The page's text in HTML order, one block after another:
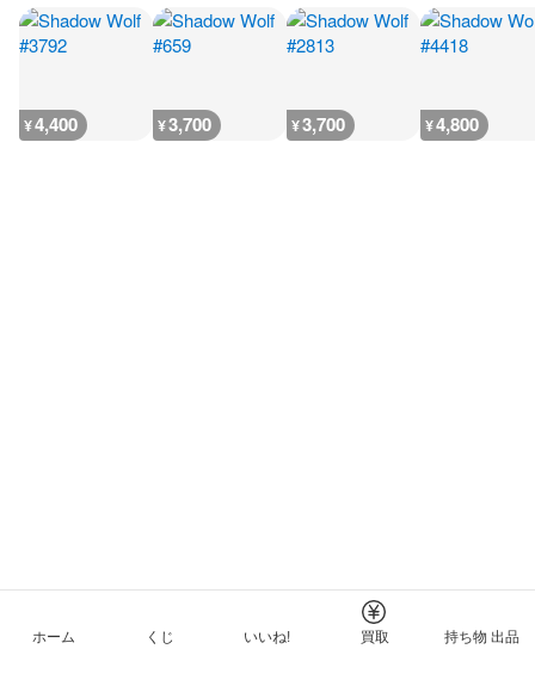
¥4,400 ¥3,700 ¥3,700 ¥4,800
ホーム くじ いいね! 買取 持ち物 出品